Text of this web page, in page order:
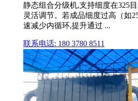
静态组合分级机,支持细度在325
灵活调节。若成品细度过高（如
速减少内循环,提升通过 ...
联系电话: 180 3780 8511